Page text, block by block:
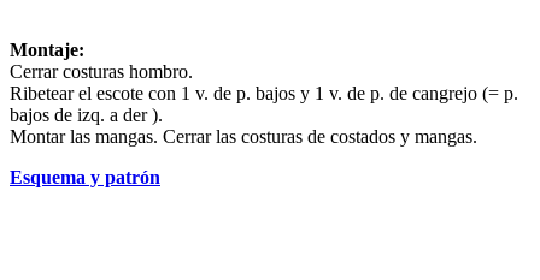
Montaje:
Cerrar costuras hombro.
Ribetear el escote con 1 v. de p. bajos y 1 v. de p. de cangrejo (= p.
bajos de izq. a der ).
Montar las mangas. Cerrar las costuras de costados y mangas.
Esquema y patrón